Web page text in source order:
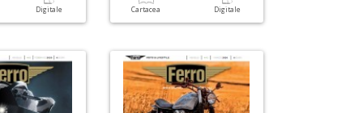
Digitale Cartacea Digitale